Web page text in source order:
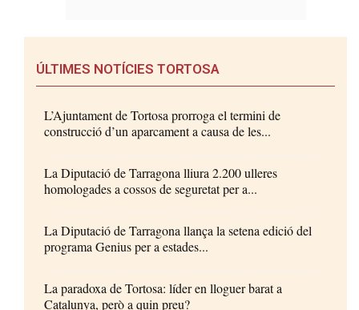
ÚLTIMES NOTÍCIES TORTOSA
L’Ajuntament de Tortosa prorroga el termini de
construcció d’un aparcament a causa de les...
La Diputació de Tarragona lliura 2.200 ulleres
homologades a cossos de seguretat per a...
La Diputació de Tarragona llança la setena edició del
programa Genius per a estades...
La paradoxa de Tortosa: líder en lloguer barat a
Catalunya, però a quin preu?